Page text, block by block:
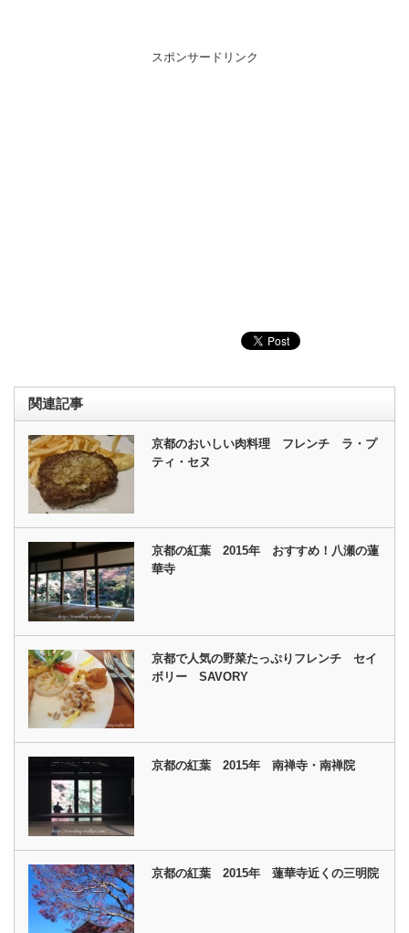
スポンサードリンク
関連記事
京都のおいしい肉料理 フレンチ ラ・プ
ティ・セヌ
京都の紅葉 2015年 おすすめ！八瀬の蓮
華寺
京都で人気の野菜たっぷりフレンチ セイ
ボリー SAVORY
京都の紅葉 2015年 南禅寺・南禅院
京都の紅葉 2015年 蓮華寺近くの三明院